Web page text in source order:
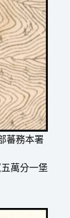
蕃務本署
萬分一堡